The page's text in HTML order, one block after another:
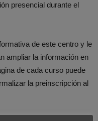
presencial durante el
de este centro y le
ampliar la información en
de cada curso puede
la preinscripción al